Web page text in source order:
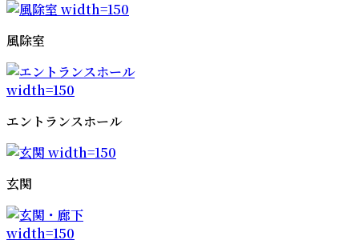
風除室
エントランスホール
玄関